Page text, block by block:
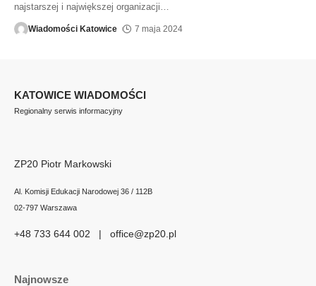
najstarszej i największej organizacji
Wiadomości Katowice 7 maja 2024
KATOWICE WIADOMOŚCI
Regionalny serwis informacyjny
ZP20 Piotr Markowski
Al. Komisji Edukacji Narodowej 36 / 112B
02-797 Warszawa
+48 733 644 002 | office@zp20.pl
Najnowsze